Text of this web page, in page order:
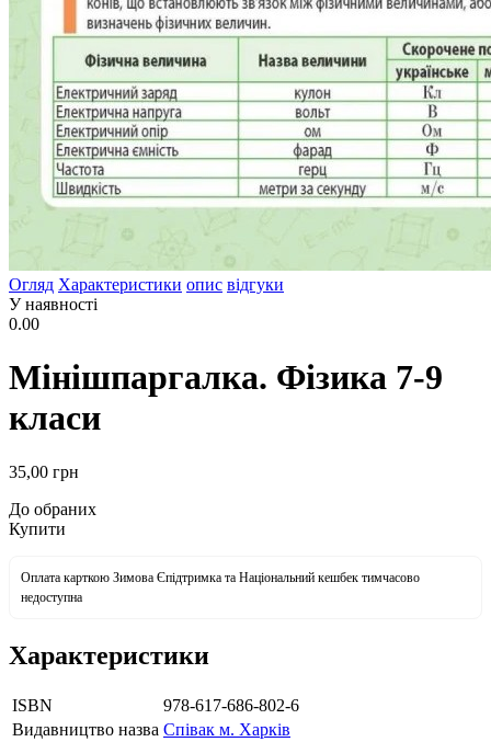
Огляд Характеристики опис відгуки
У наявності
0.00
Мінішпаргалка. Фізика 7-9
класи
35,00 грн
До обраних
Купити
Оплата карткою Зимова Єпідтримка та Національний кешбек тимчасово
недоступна
Характеристики
ISBN
978-617-686-802-6
Видавництво назва Співак м. Харків